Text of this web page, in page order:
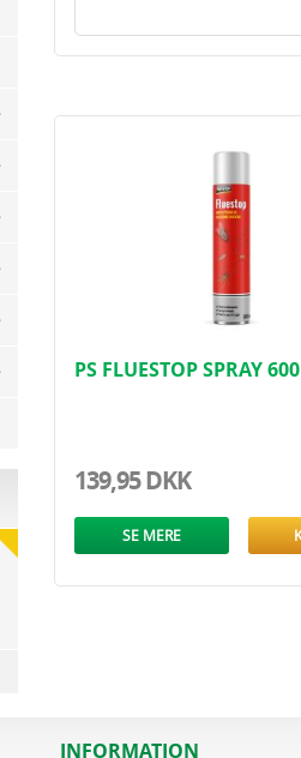
PS FLUESTOP SPRAY
139,95 DKK
SE MERE
INFORMATION